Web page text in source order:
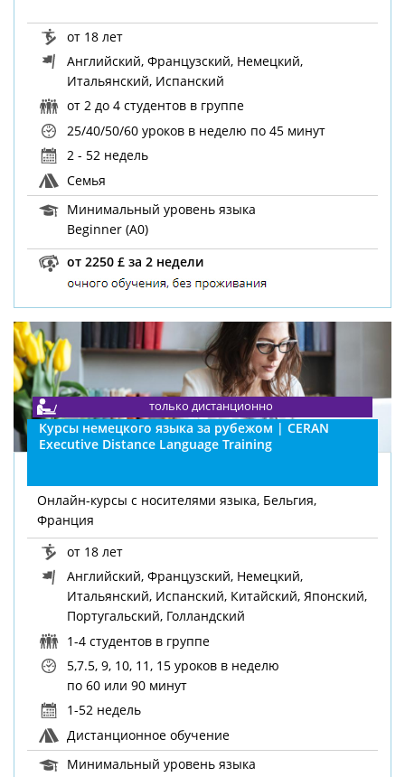
от 18 лет
Английский, Французский, Немецкий,
Итальянский, Испанский
от 2 до 4 студентов в группе
25/40/50/60 уроков в неделю по 45 минут
2 - 52 недель
Семья
Минимальный уровень языка
Beginner (A0)
от 2250 £ за 2 недели
Курсы немецкого языка за рубежом | CERAN
Executive Distance Language Training
только дистанционно
Онлайн-курсы с носителями языка, Бельгия,
Франция
от 18 лет
Английский, Французский, Немецкий,
Итальянский, Испанский, Китайский, Японский,
Португальский, Голландский
1-4 студентов в группе
5,7.5, 9, 10, 11, 15 уроков в неделю
по 60 или 90 минут
1-52 недель
Дистанционное обучение
Минимальный уровень языка